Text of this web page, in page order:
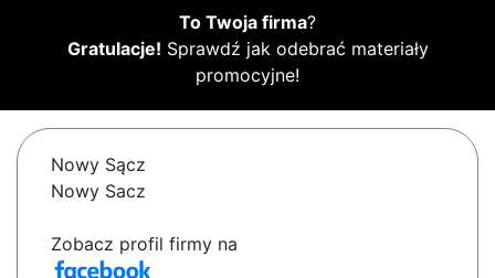
To Twoja firma?
Gratulacje! Sprawdź jak odebrać materiały
promocyjne!
Nowy Sącz
Nowy Sacz
Zobacz profil firmy na